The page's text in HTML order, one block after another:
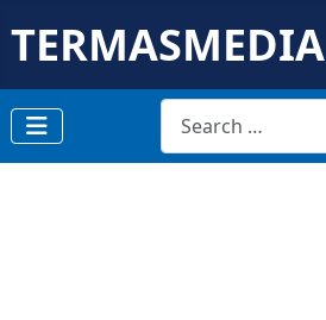
TERMASMEDIA
Search